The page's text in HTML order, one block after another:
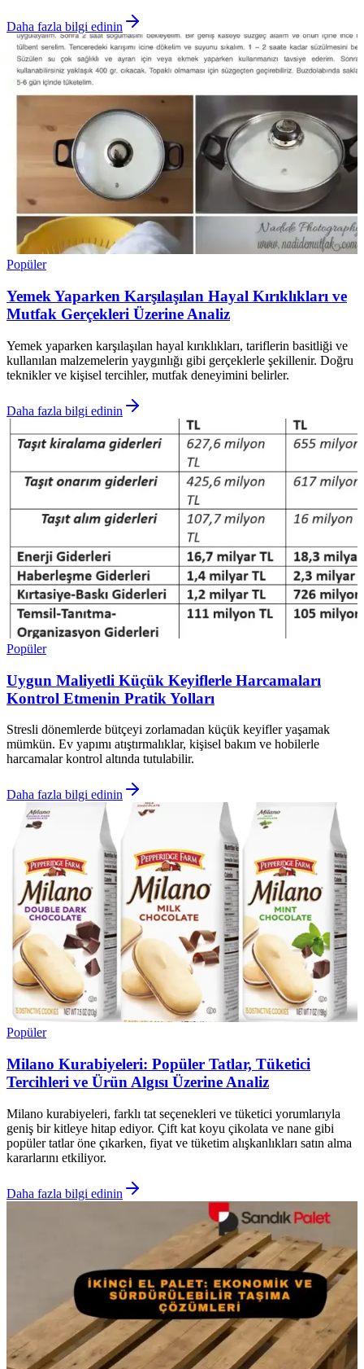
Daha fazla bilgi edinin
Popüler
Yemek Yaparken Karşılaşılan Hayal Kırıklıkları ve
Mutfak Gerçekleri Üzerine Analiz
Yemek yaparken karşılaşılan hayal kırıklıkları, tariflerin basitliği ve
kullanılan malzemelerin yaygınlığı gibi gerçeklerle şekillenir. Doğru
teknikler ve kişisel tercihler, mutfak deneyimini belirler.
Daha fazla bilgi edinin
Popüler
Uygun Maliyetli Küçük Keyiflerle Harcamaları
Kontrol Etmenin Pratik Yolları
Stresli dönemlerde bütçeyi zorlamadan küçük keyifler yaşamak
mümkün. Ev yapımı atıştırmalıklar, kişisel bakım ve hobilerle
harcamalar kontrol altında tutulabilir.
Daha fazla bilgi edinin
Popüler
Milano Kurabiyeleri: Popüler Tatlar, Tüketici
Tercihleri ve Ürün Algısı Üzerine Analiz
Milano kurabiyeleri, farklı tat seçenekleri ve tüketici yorumlarıyla
geniş bir kitleye hitap ediyor. Çift kat koyu çikolata ve nane gibi
popüler tatlar öne çıkarken, fiyat ve tüketim alışkanlıkları satın alma
kararlarını etkiliyor.
Daha fazla bilgi edinin